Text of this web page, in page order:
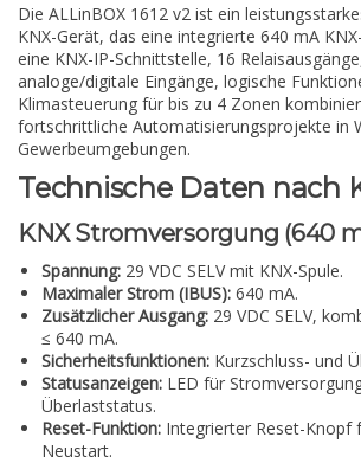
Die ALLinBOX 1612 v2 ist ein
KNX-Gerät, das eine integrierte 640 mA
eine KNX-IP-Schnittstelle, 16
analoge/digitale Eingänge, logische
Klimasteuerung für bis zu 4 Zonen
fortschrittliche Automatisierungsprojekte in
Gewerbeumgebungen.
Technische Daten nach
KNX Stromversorgung (640
Spannung: 29 VDC SELV mit KNX-Spule.
Maximaler Strom (IBUS): 640 mA.
Zusätzlicher Ausgang: 29 VDC SELV,
≤ 640 mA.
Sicherheitsfunktionen: Kurzschluss- und
Statusanzeigen: LED für
Überlaststatus.
Reset-Funktion: Integrierter Reset-Knopf
Neustart.